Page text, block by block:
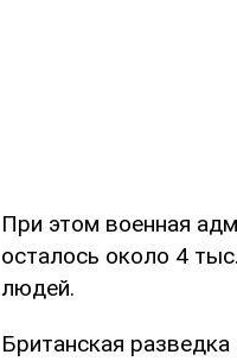
При этом военная
осталось около 4
людей.
Британская